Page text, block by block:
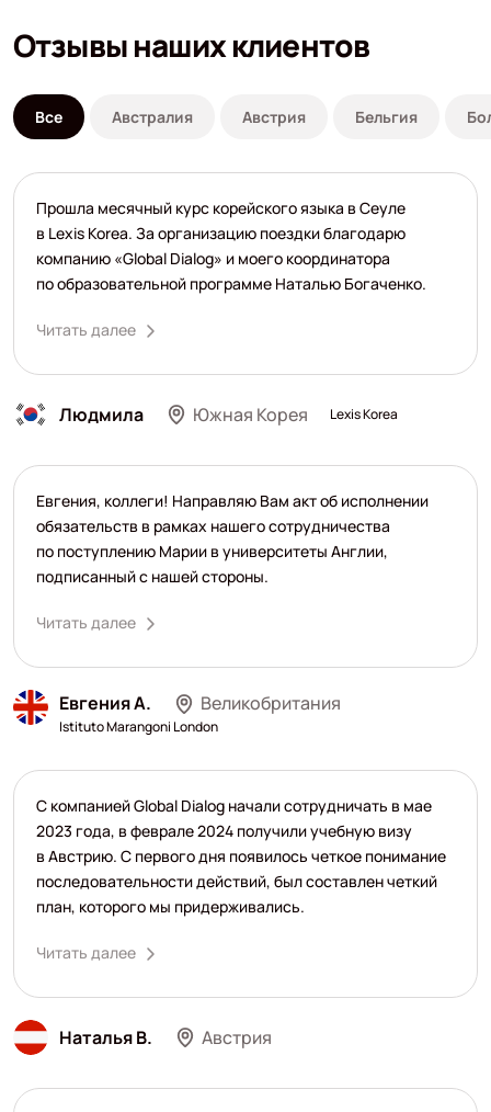
Отзывы наших клиентов
Все Австралия Австрия Бельгия
Людмила Южная Корея Lexis Korea
Прошла месячный курс корейского языка в Сеуле
в Lexis Korea. За организацию поездки благодарю
компанию «Global Dialog» и моего координатора
по образовательной программе Наталью Богаченко.
Читать далее
Евгения А. Великобритания
Istituto Marangoni London
Евгения, коллеги! Направляю Вам акт об исполнении
обязательств в рамках нашего сотрудничества
по поступлению Марии в университеты Англии,
подписанный с нашей стороны.
Читать далее
Наталья В. Австрия
С компанией Global Dialog начали сотрудничать в мае
2023 года, в феврале 2024 получили учебную визу
в Австрию. С первого дня появилось четкое понимание
последовательности действий, был составлен четкий
план, которого мы придерживались.
Читать далее